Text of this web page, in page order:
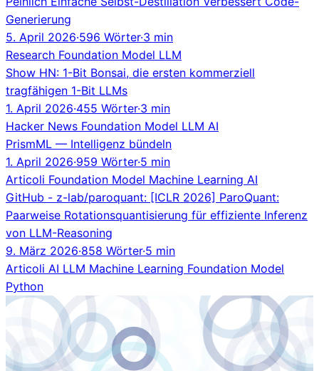
Generierung
5. April 2026·596 Wörter·3 min
Research Foundation Model LLM
Show HN: 1-Bit Bonsai, die ersten kommerziell
tragfähigen 1-Bit LLMs
1. April 2026·455 Wörter·3 min
Hacker News Foundation Model LLM AI
PrismML — Intelligenz bündeln
1. April 2026·959 Wörter·5 min
Articoli Foundation Model Machine Learning AI
GitHub - z-lab/paroquant: [ICLR 2026] ParoQuant:
Paarweise Rotationsquantisierung für effiziente Inferenz
von LLM-Reasoning
9. März 2026·858 Wörter·5 min
Articoli AI LLM Machine Learning Foundation Model
Python